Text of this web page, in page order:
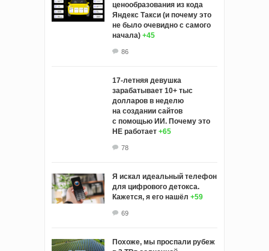
ценообразования из кода
Яндекс Такси (и почему это
не было очевидно с самого
начала) +45
86
17-летняя девушка
зарабатывает 10+ тыс
долларов в неделю
на создании сайтов
с помощью ИИ. Почему это
НЕ работает +65
78
Я искал идеальный телефон
для цифрового детокса.
Кажется, я его нашёл +59
69
Похоже, мы проспали рубеж